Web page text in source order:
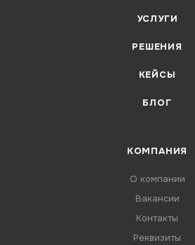
УСЛУГИ
РЕШЕНИЯ
КЕЙСЫ
БЛОГ
КОМПАНИЯ
О компании
Вакансии
Контакты
Реквизиты